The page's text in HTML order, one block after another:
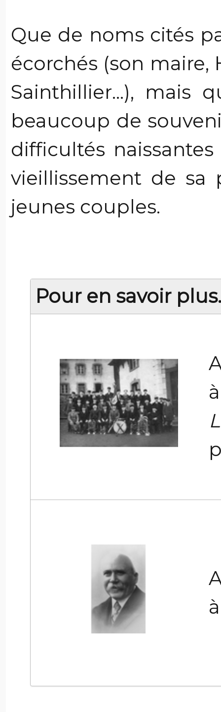
Que de noms cités
écorchés (son
Sainthillier...), mais
beaucoup de
difficultés
vieillissement de
jeunes couples.
Pour en savoir